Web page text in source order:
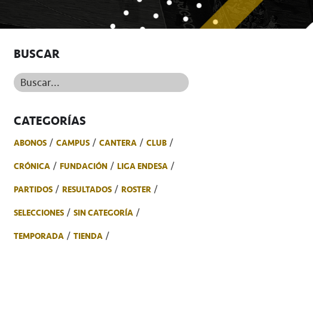
BUSCAR
Buscar...
CATEGORÍAS
ABONOS CAMPUS CANTERA
CLUB
CRÓNICA
FUNDACIÓN
LIGA ENDESA
PARTIDOS
RESULTADOS
ROSTER
SELECCIONES
SIN CATEGORÍA
TEMPORADA
TIENDA